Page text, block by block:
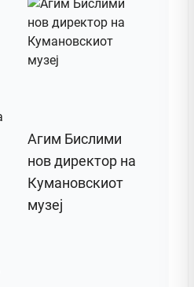
Агим Бислими
нов директор на
Кумановскиот
музеј